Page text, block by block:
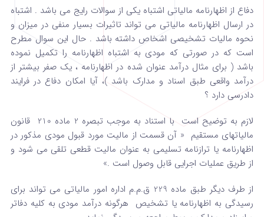
دفاع از اظهارنامه مالیاتی اشتباه یکی از سوالات رایج می باشد . اشتباه
در ارسال اظهارنامه مالیاتی می تواند تاثیرات بسیار منفی در میزان و
نحوه مالیات تشخیصی اشخاص داشته باشد . حال این سوال مطرح
است که در صورتی که مودی به اشتباه اظهارنامه را تکمیل نموده
باشد ( برای مثال درآمد عنوان شده در اظهارنامه ، یک صفر بیشتر از
درآمد واقعی طبق اسناد و مدارک باشد )، آیا امکان دفاع در فرایند
دادرسی دارد ؟
لازم به توضیح است با استناد به موجب تبصره 2 ماده 210 قانون
مالیاتهای مستقیم « آن قسمت از مالیت مورد قبول مودی مذکور در
اظهارنامه یا ترازنامه تسلیمی به عنوان مالیت قطعی تلقی می شود و
از طریق عملیات اجرایی قابل وصول است .»
از طرف دیگر طبق ماده 229 ق.م.م اداره امور مالیاتی می تواند برای
رسیدگی به اظهارنامه یا تشخیص هرگونه درآمد مودی به کلیه دفاتر